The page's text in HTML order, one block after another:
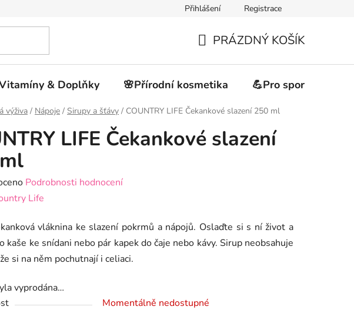
Obchodní podmínky Podmínky ochrany osobních
Přihlášení Registrace
KOŠÍK
PRÁZDNÝ KOŠÍK
& Doplňky 🌸Přírodní kosmetika 💪Pro sportovce
výživa / Nápoje / Sirupy a šťávy / COUNTRY LIFE Čekankové slazení 250 ml
LIFE Čekankové slazení
Podrobnosti hodnocení
Life
vláknina ke slazení pokrmů a nápojů. Oslaďte si s ní život a
kaše ke snídani nebo pár kapek do čaje nebo kávy. Sirup neobsahuje
si na něm pochutnají i celiaci.
vyprodána…
Momentálně nedostupné